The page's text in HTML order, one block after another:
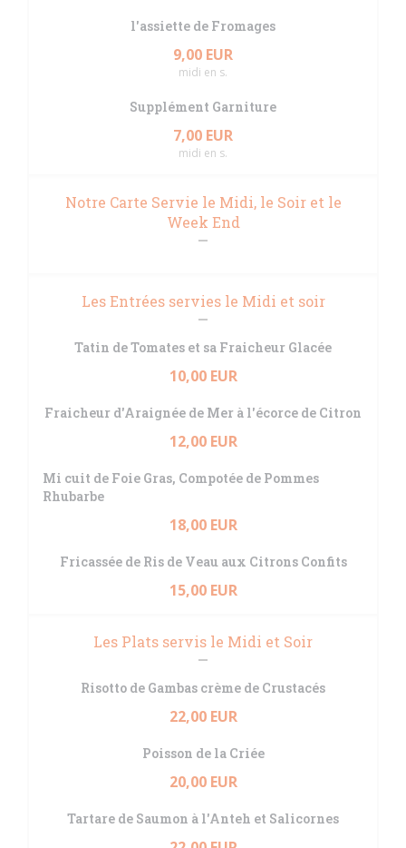
l'assiette de Fromages
9,00 EUR
midi en s.
Supplément Garniture
7,00 EUR
midi en s.
Notre Carte Servie le Midi, le Soir et le
Week End
Les Entrées servies le Midi et soir
Tatin de Tomates et sa Fraicheur Glacée
10,00 EUR
Fraicheur d'Araignée de Mer à l'écorce de Citron
12,00 EUR
Mi cuit de Foie Gras, Compotée de Pommes
Rhubarbe
18,00 EUR
Fricassée de Ris de Veau aux Citrons Confits
15,00 EUR
Les Plats servis le Midi et Soir
Risotto de Gambas crème de Crustacés
22,00 EUR
Poisson de la Criée
20,00 EUR
Tartare de Saumon à l'Anteh et Salicornes